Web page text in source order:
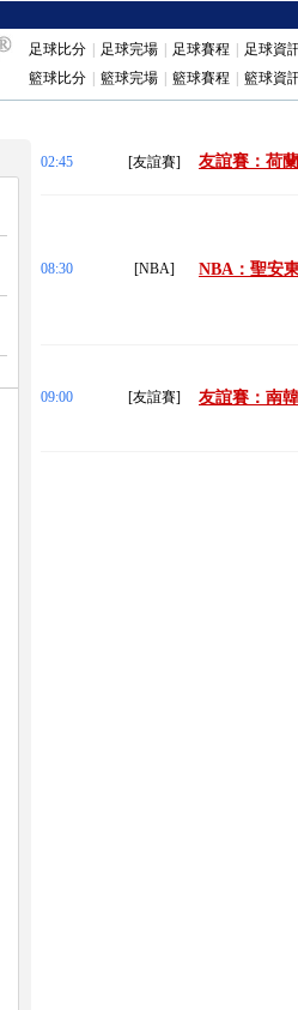
足球比分 足球完場 足球賽程
足球資
籃球比分
籃球完場 籃球賽程 籃球資
02:45 [友誼賽] 友誼賽：荷
08:30 [NBA] NBA：聖安
09:00 [友誼賽] 友誼賽：南